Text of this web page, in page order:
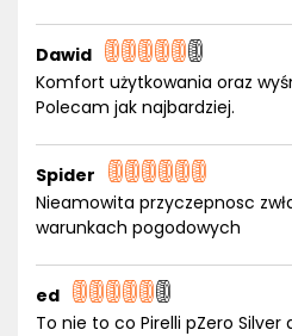
Dawid
Komfort użytkowania oraz
Polecam jak najbardziej.
Spider
Nieamowita przyczepnosc
warunkach pogodowych
ed
To nie to co Pirelli pZero Silver